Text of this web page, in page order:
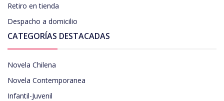
Retiro en tienda
Despacho a domicilio
CATEGORÍAS DESTACADAS
Novela Chilena
Novela Contemporanea
Infantil-Juvenil